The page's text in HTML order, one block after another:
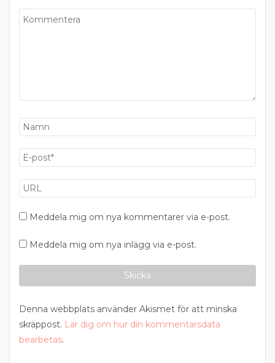
Meddela mig om nya kommentarer via e-post.
Meddela mig om nya inlägg via e-post.
Denna webbplats använder Akismet för att minska
skräppost. Lär dig om hur din kommentarsdata
bearbetas.